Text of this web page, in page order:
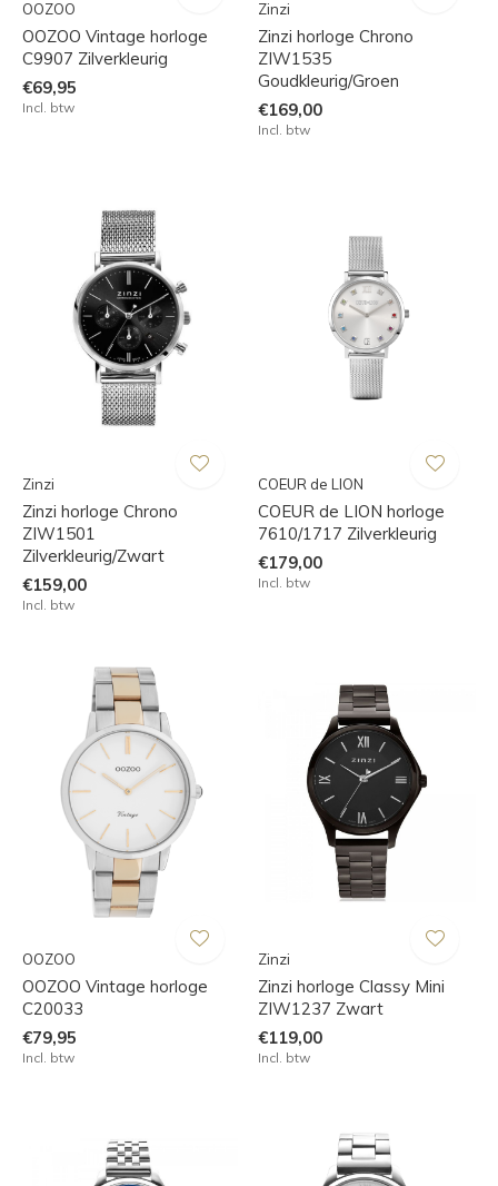
OOZOO
OOZOO Vintage horloge
C9907 Zilverkleurig
€69,95
Incl. btw
Zinzi
Zinzi horloge Chrono
ZIW1535
Goudkleurig/Groen
€169,00
Incl. btw
Zinzi
Zinzi horloge Chrono
ZIW1501
Zilverkleurig/Zwart
€159,00
Incl. btw
COEUR de LION
COEUR de LION horloge
7610/1717 Zilverkleurig
€179,00
Incl. btw
OOZOO
OOZOO Vintage horloge
C20033
€79,95
Incl. btw
Zinzi
Zinzi horloge Classy Mini
ZIW1237 Zwart
€119,00
Incl. btw